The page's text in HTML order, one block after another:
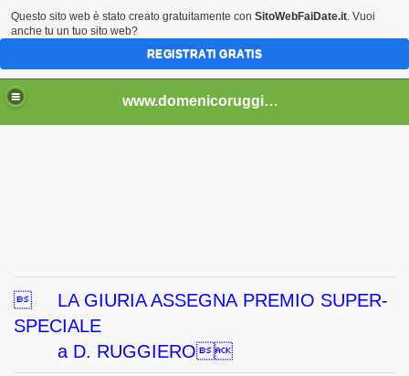
..................................
www.domenicoruggiero.it.gg

LA GIURIA ASSEGNA PREMIO SUPER-
SPECIALE
a D. RUGGIERO
Questo sito web è stato creato gratuitamente con SitoWebFaiDate.it. Vuoi
anche tu un tuo sito web?
REGISTRATI GRATIS